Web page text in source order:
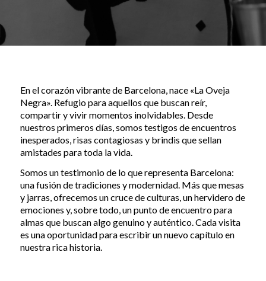
En el corazón vibrante de Barcelona, nace «La Oveja
Negra». Refugio para aquellos que buscan reír,
compartir y vivir momentos inolvidables. Desde
nuestros primeros días, somos testigos de encuentros
inesperados, risas contagiosas y brindis que sellan
amistades para toda la vida.
Somos un testimonio de lo que representa Barcelona:
una fusión de tradiciones y modernidad. Más que mesas
y jarras, ofrecemos un cruce de culturas, un hervidero de
emociones y, sobre todo, un punto de encuentro para
almas que buscan algo genuino y auténtico. Cada visita
es una oportunidad para escribir un nuevo capítulo en
nuestra rica historia.